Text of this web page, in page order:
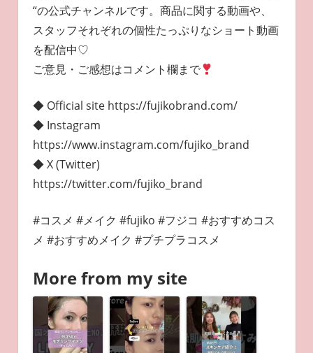
“の公式チャンネルです。商品に関する動画や、
スタッフそれぞれの個性たっぷりなショート動画
を配信中♡
ご意見・ご感想はコメント欄まで
◆ Official site https://fujikobrand.com/
◆ Instagram
https://www.instagram.com/fujiko_brand
◆ X (Twitter)
https://twitter.com/fujiko_brand
#コスメ #メイク #fujiko #フジコ #おすすめコス
メ #おすすめメイク #プチプラコスメ
More from my site